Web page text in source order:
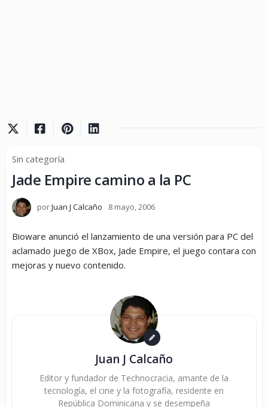
Sin categoría
Jade Empire camino a la PC
porJuan J Calcaño 8 mayo, 2006
Bioware anunció el lanzamiento de una versión para PC del
aclamado juego de XBox, Jade Empire, el juego contara con
mejoras y nuevo contenido.
Juan J Calcaño
Editor y fundador de Technocracia, amante de la
tecnología, el cine y la fotografía, residente en
República Dominicana y se desempeña